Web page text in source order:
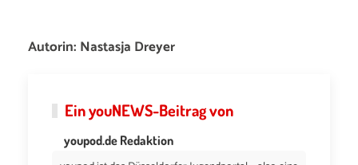
Autorin: Nastasja Dreyer
EinyouNEWS-Beitrag von
youpod.de Redaktion